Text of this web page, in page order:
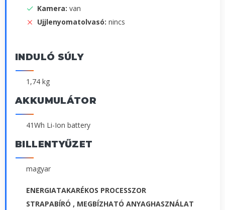
Kamera: van
Ujjlenyomatolvasó: nincs
INDULÓ SÚLY
1,74 kg
AKKUMULÁTOR
41Wh Li-Ion battery
BILLENTYŰZET
magyar
ENERGIATAKARÉKOS PROCESSZOR
STRAPABÍRÓ , MEGBÍZHATÓ ANYAGHASZNÁLAT